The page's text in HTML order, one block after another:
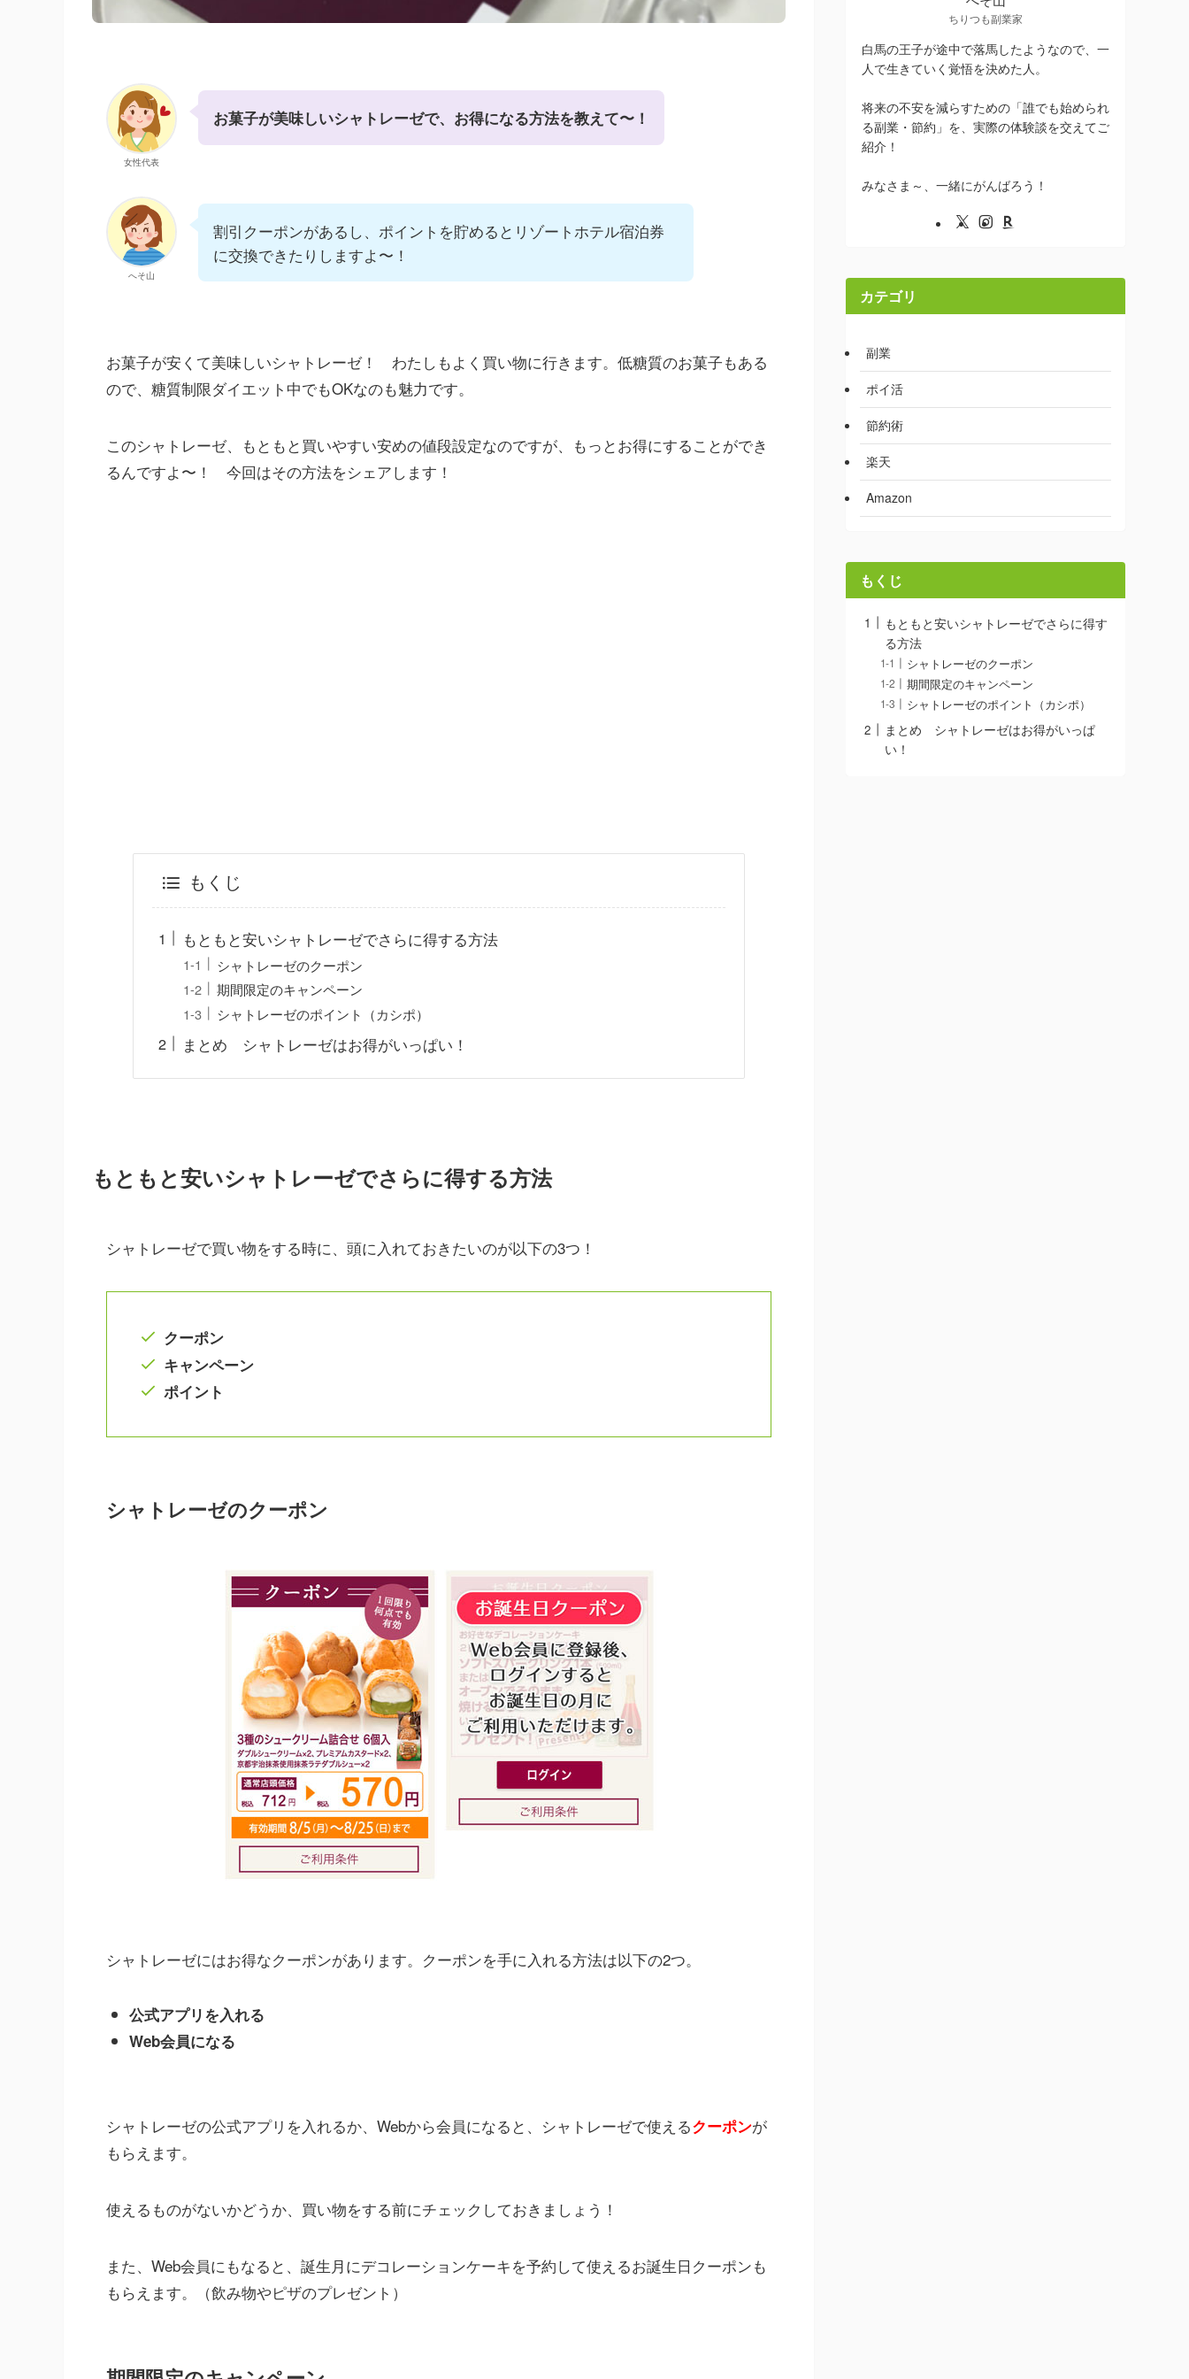
女性代表
お菓子が美味しいシャトレーゼで、お得になる方法を教えて〜！
へそ山
割引クーポンがあるし、ポイントを貯めるとリゾートホテル宿泊券
に交換できたりしますよ〜！
お菓子が安くて美味しいシャトレーゼ！ わたしもよく買い物に行きます。低糖質のお菓子もある
ので、糖質制限ダイエット中でもOKなのも魅力です。
このシャトレーゼ、もともと買いやすい安めの値段設定なのですが、もっとお得にすることができ
るんですよ〜！ 今回はその方法をシェアします！
もくじ
もともと安いシャトレーゼでさらに得する方法
シャトレーゼのクーポン
期間限定のキャンペーン
シャトレーゼのポイント（カシポ）
まとめ シャトレーゼはお得がいっぱい！
もともと安いシャトレーゼでさらに得する方法
シャトレーゼで買い物をする時に、頭に入れておきたいのが以下の3つ！
クーポン
キャンペーン
ポイント
シャトレーゼのクーポン
シャトレーゼにはお得なクーポンがあります。クーポンを手に入れる方法は以下の2つ。
公式アプリを入れる
Web会員になる
シャトレーゼの公式アプリを入れるか、Webから会員になると、シャトレーゼで使えるクーポンが
もらえます。
使えるものがないかどうか、買い物をする前にチェックしておきましょう！
また、Web会員にもなると、誕生月にデコレーションケーキを予約して使えるお誕生日クーポンも
もらえます。（飲み物やピザのプレゼント）
ちりつも副業家
白馬の王子が途中で落馬したようなので、一
人で生きていく覚悟を決めた人。
将来の不安を減らすための「誰でも始められ
る副業・節約」を、実際の体験談を交えてご
紹介！
みなさま～、一緒にがんばろう！
カテゴリ
副業
ポイ活
節約術
楽天
Amazon
もくじ
もともと安いシャトレーゼでさらに得す
る方法
シャトレーゼのクーポン
期間限定のキャンペーン
シャトレーゼのポイント（カシポ）
まとめ シャトレーゼはお得がいっぱ
い！